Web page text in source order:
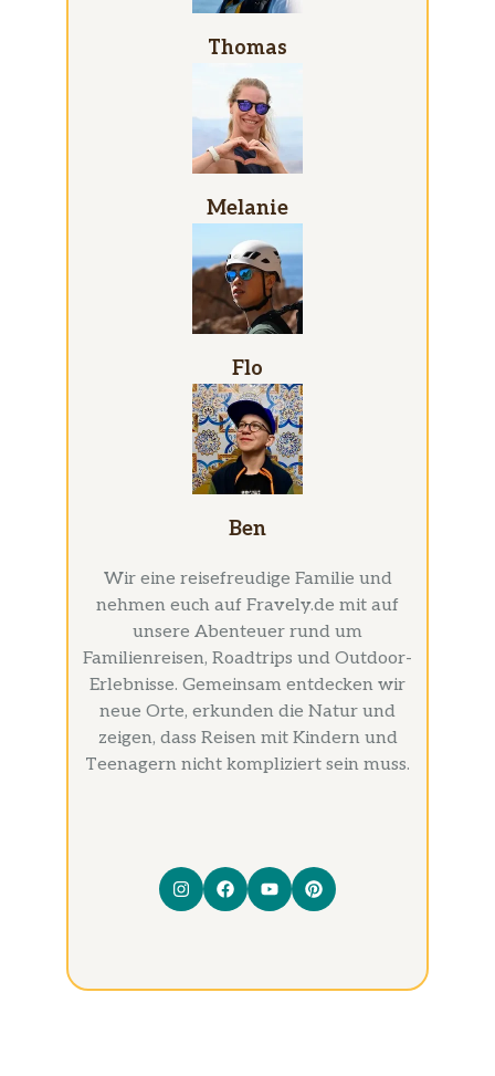
Thomas
Melanie
Flo
Ben
Wir eine reisefreudige Familie und
nehmen euch auf Fravely.de mit auf
unsere Abenteuer rund um
Familienreisen, Roadtrips und Outdoor-
Erlebnisse. Gemeinsam entdecken wir
neue Orte, erkunden die Natur und
zeigen, dass Reisen mit Kindern und
Teenagern nicht kompliziert sein muss.